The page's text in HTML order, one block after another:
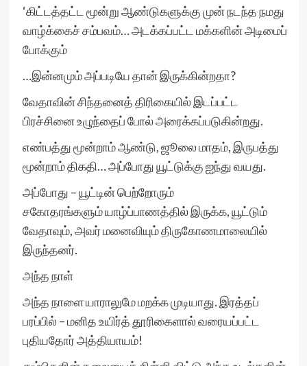
‘கிட்டத்தட்ட மூன்று ஆண்டுகளுக்கு முன் நடந்த நமது
வாழ்க்கைச் சம்பவம்… அடக்கப்பட்ட மக்களின் அடிமைப்
போக்கும்
…இன்னமும் அப்படியே தான் இருக்கின்றதா?
வேதாவின் சிந்தனைத் திரிகையில் இடப்பட்ட
பிரச்சினை உழுந்தைப் போல் அரைக்கப்படுகின்றது.
எண்பத்து மூன்றாம் ஆண்டு, ஜூலை மாதம், இருபத்து
மூன்றாம் திகதி… அப்போது யூட்டுக்கு ஐந்து வயது.
அப்போது – யூட்டின் பெற்றோரும்
சகோதரங்களும் யாழ்ப்பாணத்தில் இருக்க, யூட்டும்
வேதாவும், அவர் மனைவியும் திருகோணமாலையில்
இருந்தனர்.
அந்த நாள்
அந்த நாளை யாராலுமே மறக்க முடியாது. இரத்தப்
பரப்பில் – மனித உயிர்த் தூரிகைளால் வரையப்பட்ட
புதியதோர் அத்தியாயம்!